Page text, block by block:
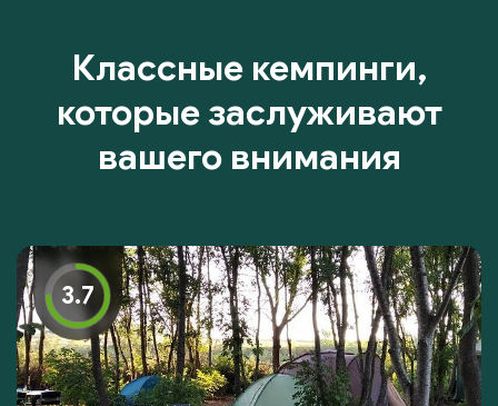
Классные кемпинги,
которые заслуживают
вашего внимания
3.7